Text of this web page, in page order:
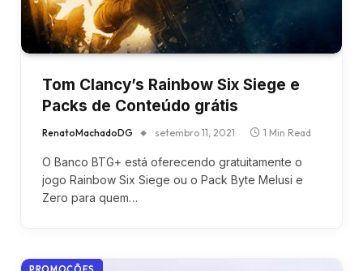
Tom Clancy’s Rainbow Six Siege e
Packs de Conteúdo grátis
RenatoMachadoDG setembro 11, 2021 1 Min Read
O Banco BTG+ está oferecendo gratuitamente o
jogo Rainbow Six Siege ou o Pack Byte Melusi e
Zero para quem…